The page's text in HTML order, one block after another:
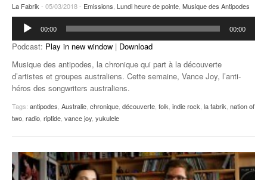
La Fabrik- 05/03/2018 - Emissions, Lundi heure de pointe, Musique des Antipodes
Lecteur
audio
00:00 00:00
Podcast: Play in new window | Download
Musique des antipodes, la chronique qui part à la découverte
d’artistes et groupes australiens. Cette semaine, Vance Joy, l’anti-
héros des songwriters australiens.
Tags: antipodes, Australie, chronique, découverte, folk, indie rock, la fabrik, nation of
two, radio, riptide, vance joy, yukulele